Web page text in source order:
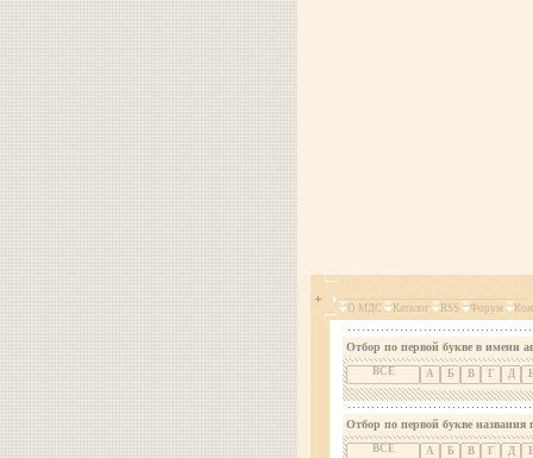
О МДС Каталог RSS Форум
Отбор по первой букве в имени
ВСЕ А Б В Г Д
Отбор по первой букве названия
ВСЕ А Б В Г Д